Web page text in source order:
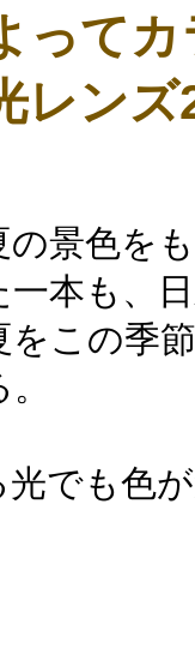
って
レンズ
景色を
本も、
この季
でも色